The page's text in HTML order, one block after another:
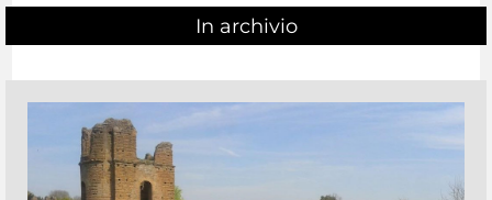
In archivio